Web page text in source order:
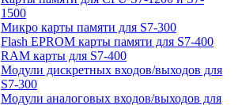
1500
Микро карты памяти для S7-300
Flash EPROM карты памяти для S7-400
RAM карты для S7-400
Модули дискретных входов/выходов для
S7-300
Модули аналоговых входов/выходов для